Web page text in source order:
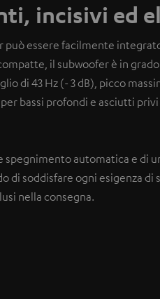
incisivi ed
essere facilmente
il subwoofer è in
di 43 Hz (- 3 dB), picco
bassi profondi e asciutti
spegnimento automatica e di
di soddisfare ogni esigenza di
nella consegna.